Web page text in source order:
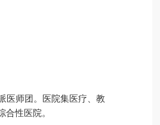
医师团。医院集医疗、教
性医院。